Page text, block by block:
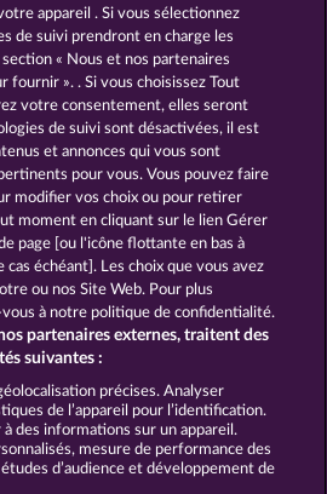
BEAUTIFUL NATURE
de confidentialité
Société FAQ
Facebook
de rétractation
appareil . Si vous sélectionnez
de suivi prendront en charge les
« Nous et nos partenaires
fournir ». . Si vous choisissez Tout
votre consentement, elles seront
de suivi sont désactivées, il est
et annonces qui vous sont
pour vous. Vous pouvez faire
modifier vos choix ou pour retirer
moment en cliquant sur le lien Gérer
page [ou l'icône flottante en bas à
cas échéant]. Les choix que vous avez
ou nos Site Web. Pour plus
à notre politique de confidentialité.
partenaires externes, traitent des
suivantes :
précises. Analyser
de l’appareil pour l’identification.
des informations sur un appareil.
mesure de performance des
d’audience et développement de